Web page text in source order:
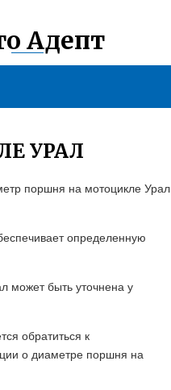
Адепт
УРАЛ
поршня на мотоцикле Урал
определенную
может быть уточнена у
обратиться к
о диаметре поршня на